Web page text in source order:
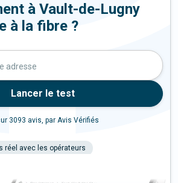
à Vault-de-Lugny
à la fibre ?
adresse
Lancer le test
3093 avis, par Avis Vérifiés
réel avec les opérateurs